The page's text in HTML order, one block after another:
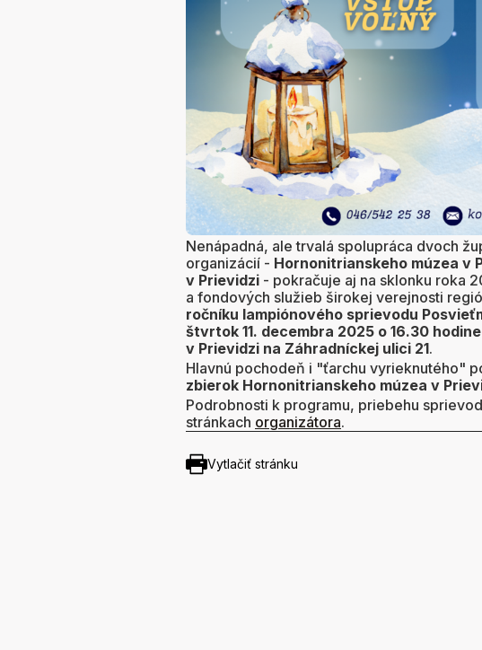
Nenápadná, ale trvalá spolupráca dvoch
organizácií - Hornonitrianskeho múzea v
v Prievidzi - pokračuje aj na sklonku roka
a fondových služieb širokej verejnosti
ročníku lampiónového sprievodu
štvrtok 11. decembra 2025 o 16.30
v Prievidzi na Záhradníckej ulici 21.
Hlavnú pochodeň i "ťarchu vyrieknutého"
zbierok Hornonitrianskeho múzea v
Podrobnosti k programu, priebehu
stránkach organizátora.
Vytlačiť stránku